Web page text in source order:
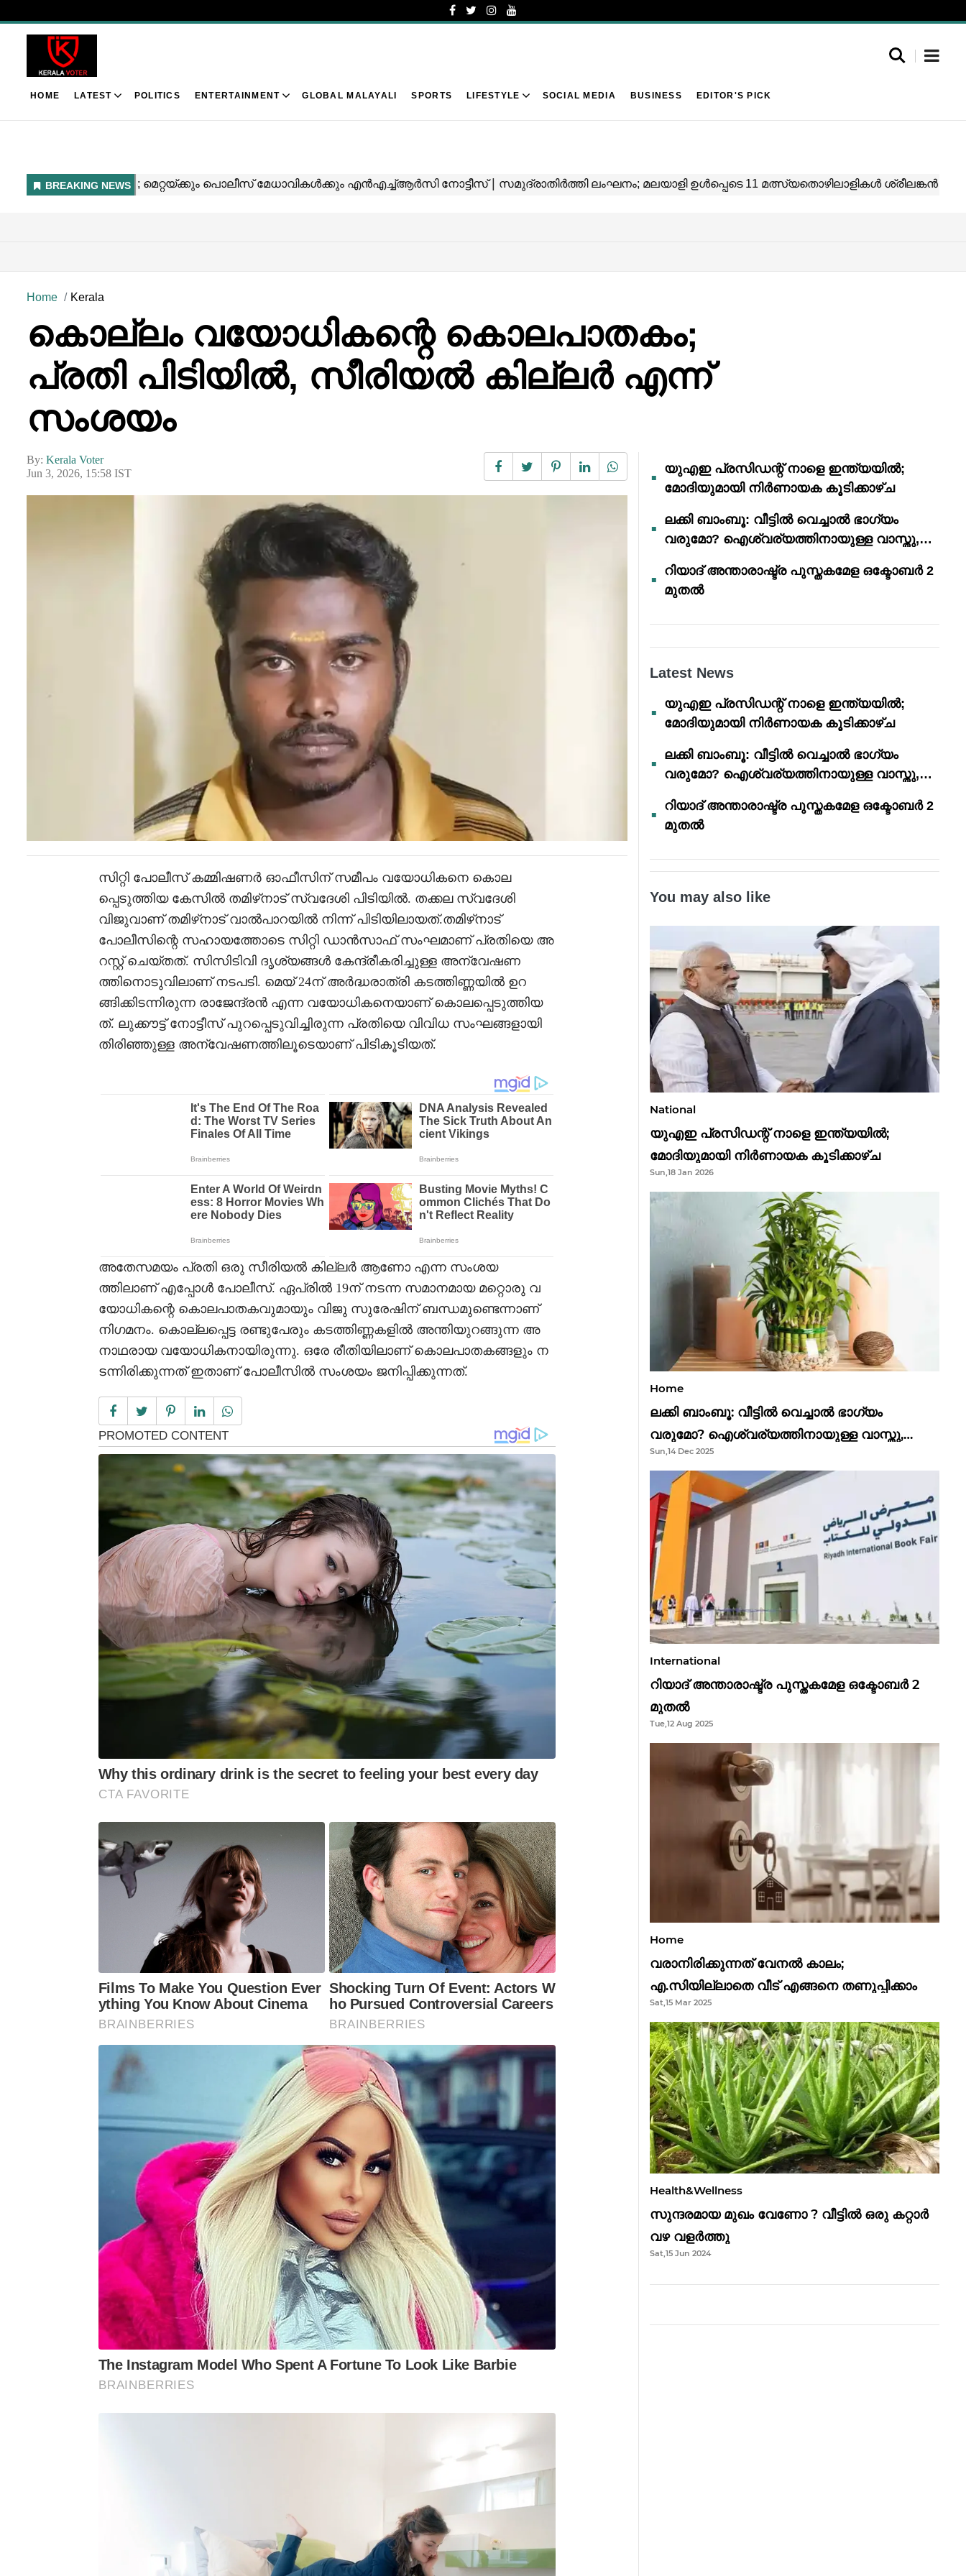
HOME LATEST POLITICS ENTERTAINMENT GLOBAL MALAYALI SPORTS LIFESTYLE SOCIAL MEDIA BUSINESS EDITOR'S PICK
Home Kerala
കൊല്ലം വയോധികന്റെ കൊലപാതകം;
പ്രതി പിടിയിൽ, സീരിയൽ കില്ലർ എന്ന്
സംശയം
By: Kerala Voter
Jun 3, 2026, 15:58 IST
സിറ്റി പോലീസ് കമ്മിഷണർ ഓഫീസിന് സമീപം വയോധികനെ കൊല
പ്പെടുത്തിയ കേസിൽ തമിഴ്‌നാട് സ്വദേശി പിടിയിൽ. തക്കല സ്വദേശി
വിജുവാണ് തമിഴ്‌നാട് വാൽപാറയിൽ നിന്ന് പിടിയിലായത്.തമിഴ്‌നാട്
പോലീസിന്റെ സഹായത്തോടെ സിറ്റി ഡാൻസാഫ് സംഘമാണ് പ്രതിയെ അ
റസ്റ്റ് ചെയ്തത്. സിസിടിവി ദൃശ്യങ്ങൾ കേന്ദ്രീകരിച്ചുള്ള അന്വേഷണ
ത്തിനൊടുവിലാണ് നടപടി. മെയ് 24ന് അർദ്ധരാത്രി കടത്തിണ്ണയിൽ ഉറ
ങ്ങിക്കിടന്നിരുന്ന രാജേന്ദ്രൻ എന്ന വയോധികനെയാണ് കൊലപ്പെടുത്തിയ
ത്. ലുക്കൗട്ട് നോട്ടീസ് പുറപ്പെടുവിച്ചിരുന്ന പ്രതിയെ വിവിധ സംഘങ്ങളായി
തിരിഞ്ഞുള്ള അന്വേഷണത്തിലൂടെയാണ് പിടികൂടിയത്.
അതേസമയം പ്രതി ഒരു സീരിയൽ കില്ലർ ആണോ എന്ന സംശയ
ത്തിലാണ് എപ്പോൾ പോലീസ്. ഏപ്രിൽ 19ന് നടന്ന സമാനമായ മറ്റൊരു വ
യോധികന്റെ കൊലപാതകവുമായും വിജു സുരേഷിന് ബന്ധമുണ്ടെന്നാണ്
നിഗമനം. കൊല്ലപ്പെട്ട രണ്ടുപേരും കടത്തിണ്ണകളിൽ അന്തിയുറങ്ങുന്ന അ
നാഥരായ വയോധികനായിരുന്നു. ഒരേ രീതിയിലാണ് കൊലപാതകങ്ങളും ന
ടന്നിരിക്കുന്നത് ഇതാണ് പോലീസിൽ സംശയം ജനിപ്പിക്കുന്നത്.
യുഎഇ പ്രസിഡന്റ് നാളെ ഇന്ത്യയിൽ;
മോദിയുമായി നിർണായക കൂടിക്കാഴ്ച
ലക്കി ബാംബൂ: വീട്ടിൽ വെച്ചാൽ ഭാഗ്യം
വരുമോ? ഐശ്വര്യത്തിനായുള്ള വാസ്തു,
റിയാദ് അന്താരാഷ്ട്ര പുസ്തകമേള ഒക്ടോബർ 2
മുതൽ
Latest News
യുഎഇ പ്രസിഡന്റ് നാളെ ഇന്ത്യയിൽ;
മോദിയുമായി നിർണായക കൂടിക്കാഴ്ച
ലക്കി ബാംബൂ: വീട്ടിൽ വെച്ചാൽ ഭാഗ്യം
വരുമോ? ഐശ്വര്യത്തിനായുള്ള വാസ്തു,
റിയാദ് അന്താരാഷ്ട്ര പുസ്തകമേള ഒക്ടോബർ 2
മുതൽ
You may also like
National
യുഎഇ പ്രസിഡന്റ് നാളെ ഇന്ത്യയിൽ;
മോദിയുമായി നിർണായക കൂടിക്കാഴ്ച
Sun,18 Jan 2026
Home
ലക്കി ബാംബൂ: വീട്ടിൽ വെച്ചാൽ ഭാഗ്യം
വരുമോ? ഐശ്വര്യത്തിനായുള്ള വാസ്തു,
ഫെങ് ഷൂയി വിശ്വാസങ്ങൾ
Sun,14 Dec 2025
International
റിയാദ് അന്താരാഷ്ട്ര പുസ്തകമേള ഒക്ടോബർ 2
മുതൽ
Tue,12 Aug 2025
Home
വരാനിരിക്കുന്നത് വേനൽ കാലം;
എ.സിയില്ലാതെ വീട് എങ്ങനെ തണുപ്പിക്കാം
Sat,15 Mar 2025
Health&Wellness
സുന്ദരമായ മുഖം വേണോ ? വീട്ടിൽ ഒരു കറ്റാർ
വഴ വളർത്തു
Sat,15 Jun 2024